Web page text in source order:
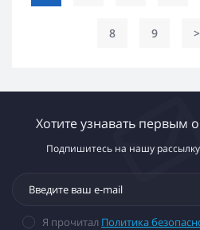
8 9 >
Хотите узнавать первым
Подпишитесь на нашу
Я прочитал Политика